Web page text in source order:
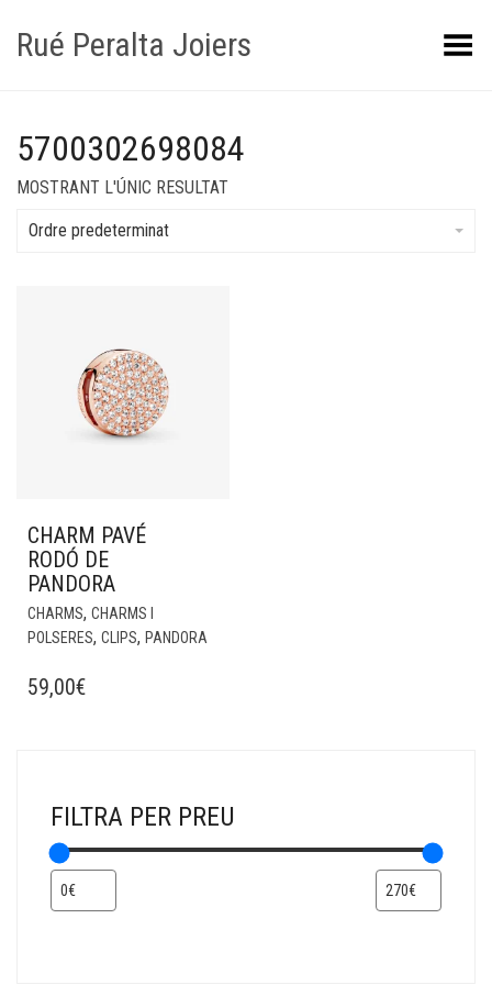
Rué Peralta Joiers Obrir/tancar el menú
5700302698084
MOSTRANT L'ÚNIC RESULTAT
Ordre predeterminat
CHARM PAVÉ
RODÓ DE
PANDORA
CHARMS, CHARMS I
POLSERES, CLIPS, PANDORA
59,00€
FILTRA PER PREU